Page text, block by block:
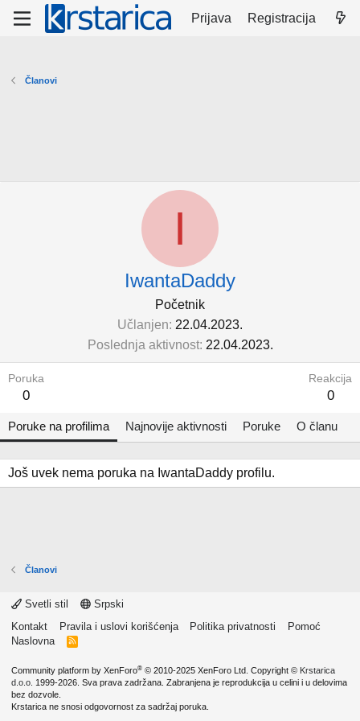
Prijava Registracija
Članovi
I
IwantaDaddy
Početnik
Učlanjen 22.04.2023.
Poslednja aktivnost 22.04.2023.
Poruka
0
Reakcija
0
Poruke na profilima Najnovije aktivnosti Poruke O članu
Još uvek nema poruka na IwantaDaddy profilu.
Članovi
Svetli stil
Srpski
Kontakt
Pravila i uslovi korišćenja Politika privatnosti
Pomoć
Naslovna
R
Community platform by XenForo® © 2010-2025 XenForo Ltd. Copyright © Krstarica
d.o.o. 1999-2026. Sva prava zadržana. Zabranjena je reprodukcija u celini i u delovima
bez dozvole.
Krstarica ne snosi odgovornost za sadržaj poruka.